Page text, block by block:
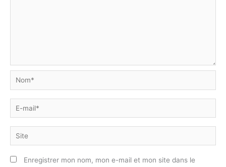
Nom*
E-
mail*
Site
Enregistrer mon nom, mon e-mail et mon site dans le